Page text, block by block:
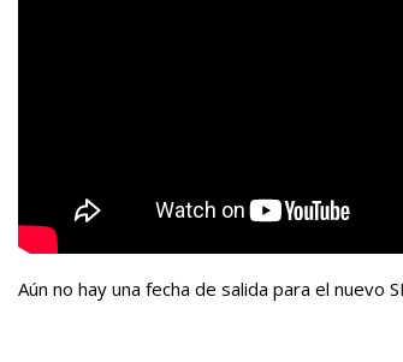
Aún no hay una fecha de salida para el